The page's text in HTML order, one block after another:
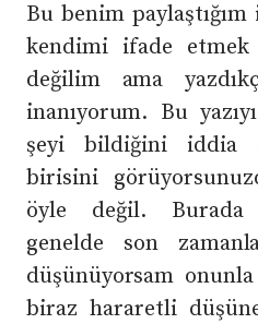
Bu benim paylaştığım
kendimi ifade
değilim ama
inanıyorum. Bu
şeyi bildiğini iddia
birisini
öyle değil. Burada
genelde son
düşünüyorsam
biraz hararetli